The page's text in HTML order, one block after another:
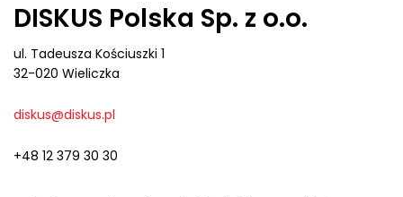
DISKUS Polska Sp. z o.o.
ul. Tadeusza Kościuszki 1
32-020 Wieliczka
diskus@diskus.pl
+48 12 379 30 30